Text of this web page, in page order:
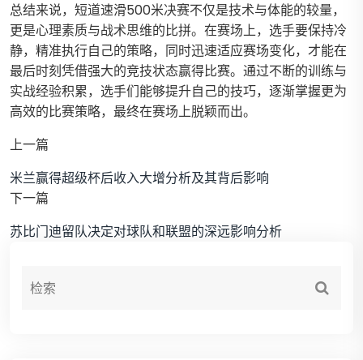
总结来说，短道速滑500米决赛不仅是技术与体能的较量，
更是心理素质与战术思维的比拼。在赛场上，选手要保持冷
静，精准执行自己的策略，同时迅速适应赛场变化，才能在
最后时刻凭借强大的竞技状态赢得比赛。通过不断的训练与
实战经验积累，选手们能够提升自己的技巧，逐渐掌握更为
高效的比赛策略，最终在赛场上脱颖而出。
上一篇
米兰赢得超级杯后收入大增分析及其背后影响
下一篇
苏比门迪留队决定对球队和联盟的深远影响分析